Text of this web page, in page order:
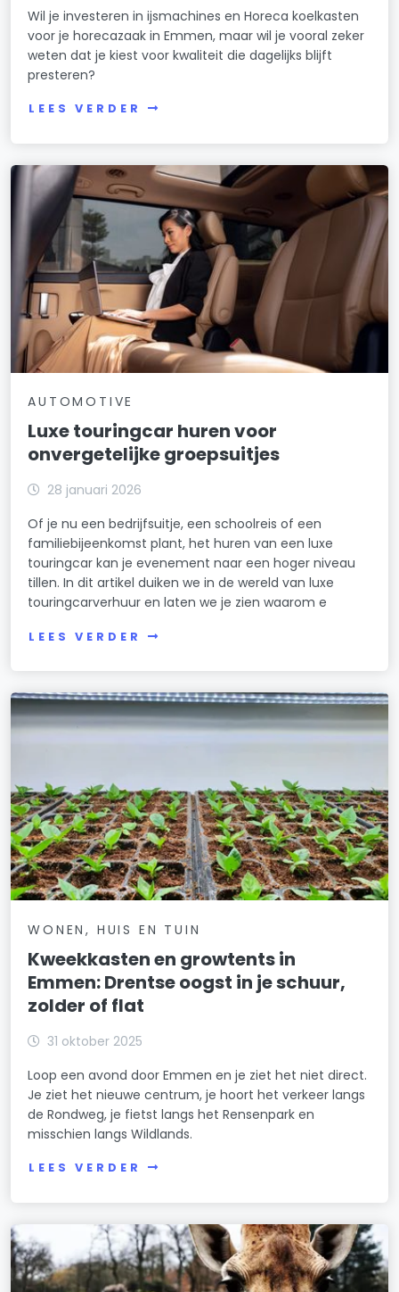
Wil je investeren in ijsmachines en Horeca koelkasten
voor je horecazaak in Emmen, maar wil je vooral zeker
weten dat je kiest voor kwaliteit die dagelijks blijft
presteren?
LEES VERDER
AUTOMOTIVE
Luxe touringcar huren voor
onvergetelijke groepsuitjes
28 januari 2026
Of je nu een bedrijfsuitje, een schoolreis of een
familiebijeenkomst plant, het huren van een luxe
touringcar kan je evenement naar een hoger niveau
tillen. In dit artikel duiken we in de wereld van luxe
touringcarverhuur en laten we je zien waarom e
LEES VERDER
WONEN, HUIS EN TUIN
Kweekkasten en growtents in
Emmen: Drentse oogst in je schuur,
zolder of flat
31 oktober 2025
Loop een avond door Emmen en je ziet het niet direct.
Je ziet het nieuwe centrum, je hoort het verkeer langs
de Rondweg, je fietst langs het Rensenpark en
misschien langs Wildlands.
LEES VERDER